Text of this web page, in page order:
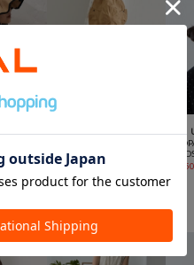
 
¥4,158 (30%OFF
からのおすすめ